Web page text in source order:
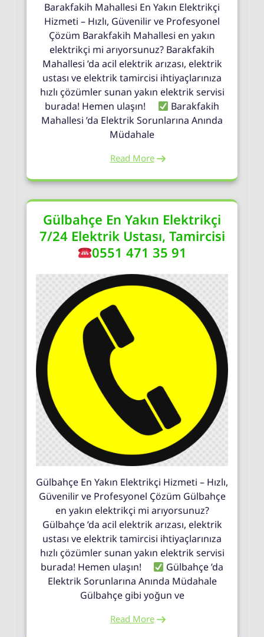
Barakfakih Mahallesi En Yakın Elektrikçi
Hizmeti – Hızlı, Güvenilir ve Profesyonel
Çözüm Barakfakih Mahallesi en yakın
elektrikçi mi arıyorsunuz? Barakfakih
Mahallesi ’da acil elektrik arızası, elektrik
ustası ve elektrik tamircisi ihtiyaçlarınıza
hızlı çözümler sunan yakın elektrik servisi
burada! Hemen ulaşın!
Barakfakih
Mahallesi ’da Elektrik Sorunlarına Anında
Müdahale
Read More
Gülbahçe En Yakın Elektrikçi
7/24 Elektrik Ustası, Tamircisi
0551 471 35 91
Gülbahçe En Yakın Elektrikçi Hizmeti – Hızlı,
Güvenilir ve Profesyonel Çözüm Gülbahçe
en yakın elektrikçi mi arıyorsunuz?
Gülbahçe ’da acil elektrik arızası, elektrik
ustası ve elektrik tamircisi ihtiyaçlarınıza
hızlı çözümler sunan yakın elektrik servisi
burada! Hemen ulaşın!
Gülbahçe ’da
Elektrik Sorunlarına Anında Müdahale
Gülbahçe gibi yoğun ve
Read More